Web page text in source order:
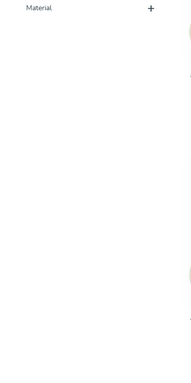
Material